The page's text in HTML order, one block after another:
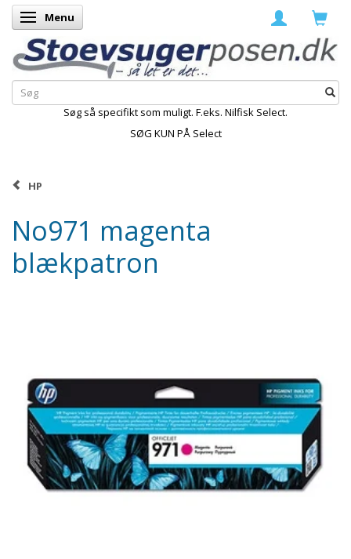
Skifte navigation
Menu
Søg så specifikt som muligt. F.eks. Nilfisk Select.
SØG KUN PÅ Select
HP
No971 magenta
blækpatron